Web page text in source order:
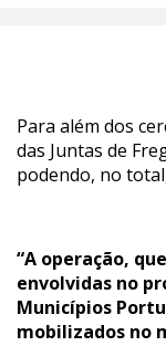
Para além dos
das Juntas de
podendo, no
“A operação,
envolvidas no
Municípios
mobilizados no